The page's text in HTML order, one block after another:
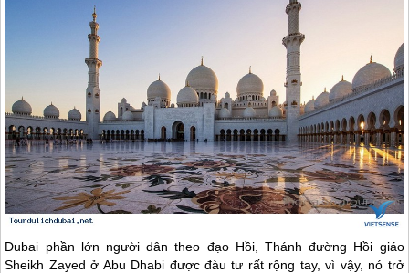
Dubai phần lớn người dân theo đạo Hồi, Thánh đường Hồi giáo
Sheikh Zayed ở Abu Dhabi được đàu tư rất rộng tay, vì vậy, nó trở